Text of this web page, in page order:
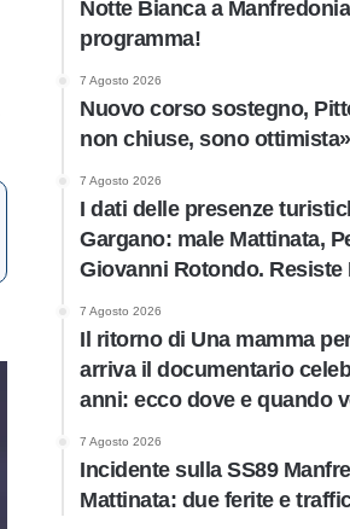
Notte Bianca a
programma!
7 Agosto 2026
Nuovo corso sostegno,
non chiuse, sono ottimista»
7 Agosto 2026
I dati delle presenze
Gargano: male Mattinata,
Giovanni Rotondo. Resiste
7 Agosto 2026
Il ritorno di Una mamma
arriva il documentario
anni: ecco dove e quando
7 Agosto 2026
Incidente sulla SS89
Mattinata: due ferite e